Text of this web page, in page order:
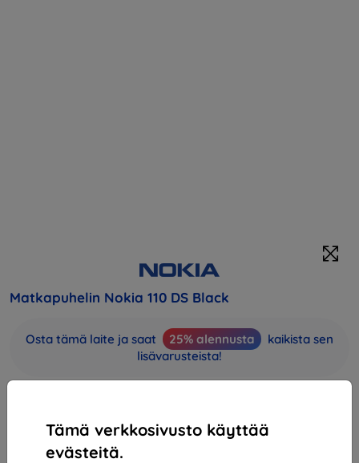
Tämä verkkosivusto käyttää
evästeitä.
Matkapuhelin Nokia 110 DS Black
Osta tämä laite ja saat 25% alennusta
kaikista sen
lisävarusteista!
31,42 €
Hinta ilman ALV:tä25,34 €